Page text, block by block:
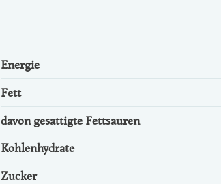
Energie
Fett
davon gesättigte Fettsäuren
Kohlenhydrate
Zucker